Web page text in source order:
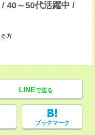
40～50代活躍中 /
方
LINEで送る
ブックマーク